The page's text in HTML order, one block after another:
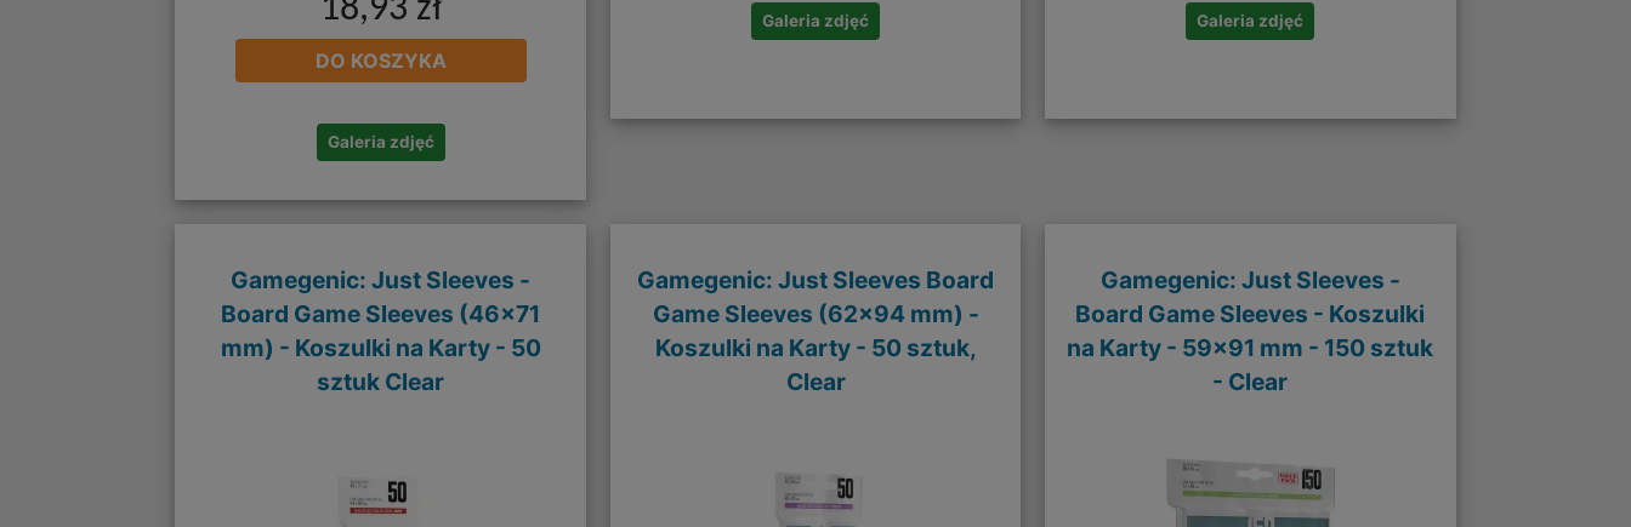
18,93 zł
DO KOSZYKA
Galeria zdjęć
Galeria zdjęć Galeria zdjęć
Gamegenic: Just Sleeves -
Board Game Sleeves (46x71
mm) - Koszulki na Karty - 50
sztuk Clear
Gamegenic: Just Sleeves Board
Game Sleeves (62x94 mm) -
Koszulki na Karty - 50 sztuk,
Clear
Gamegenic: Just Sleeves -
Board Game Sleeves - Koszulki
na Karty - 59x91 mm - 150 sztuk
- Clear